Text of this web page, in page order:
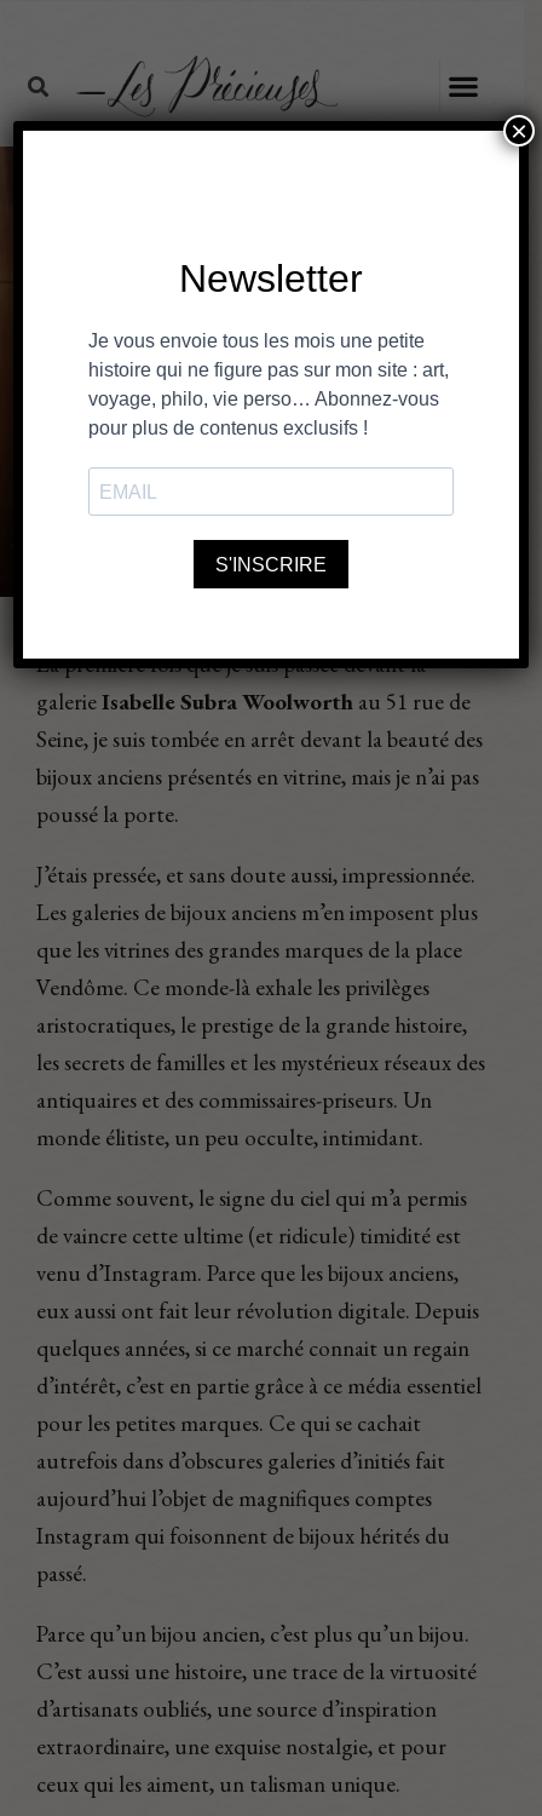
Les voyages dans le temps
de Lou Woolworth
22 février 2021
La première fois que je suis passée devant la
galerieIsabelle Subra Woolworth au 51 rue de
Seine, je suis tombée en arrêt devant la beauté des
bijoux anciens présentés en vitrine, mais je n’ai pas
poussé la porte.
J’étais pressée, et sans doute aussi, impressionnée.
Les galeries de bijoux anciens m’en imposent plus
que les vitrines des grandes marques de la place
Vendôme. Ce monde-là exhale les privilèges
aristocratiques, le prestige de la grande histoire,
les secrets de familles et les mystérieux réseaux des
antiquaires et des commissaires-priseurs. Un
monde élitiste, un peu occulte, intimidant.
Comme souvent, le signe du ciel qui m’a permis
de vaincre cette ultime (et ridicule) timidité est
venu d’Instagram. Parce que les bijoux anciens,
eux aussi ont fait leur révolution digitale. Depuis
quelques années, si ce marché connait un regain
d’intérêt, c’est en partie grâce à ce média essentiel
pour les petites marques. Ce qui se cachait
autrefois dans d’obscures galeries d’initiés fait
aujourd’hui l’objet de magnifiques comptes
Instagram qui foisonnent de bijoux hérités du
passé.
Parce qu’un bijou ancien, c’est plus qu’un bijou.
C’est aussi une histoire, une trace de la virtuosité
d’artisanats oubliés, une source d’inspiration
extraordinaire, une exquise nostalgie, et pour
ceux qui les aiment, un talisman unique.
×